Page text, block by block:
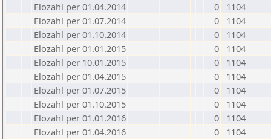
Elozahl per 01.04.2014
0
1104
Elozahl per 01.07.2014
0
1104
Elozahl per 01.10.2014
0
1104
Elozahl per 01.01.2015
0
1104
Elozahl per 10.01.2015
0
1104
Elozahl per 01.04.2015
0
1104
Elozahl per 01.07.2015
0
1104
Elozahl per 01.10.2015
0
1104
Elozahl per 01.01.2016
0
1104
Elozahl per 01.04.2016
0
1104